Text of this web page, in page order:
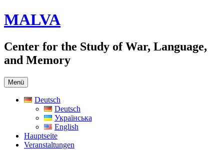
Zum
Inhalt
MALVA
Center for the Study of War, Language,
and Memory
Menü
Deutsch
Deutsch
Українська
English
Hauptseite
Veranstaltungen